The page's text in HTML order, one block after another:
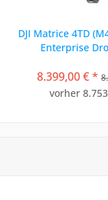
DJI Matrice 4TD
Enterprise
8.399,00 € *
vorher